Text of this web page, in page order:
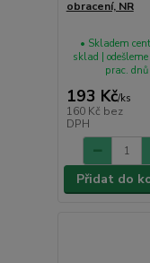
obracení, NR
193 Kč/ks
160 Kč bez
DPH
• Skladem
sklad |
prac. dnů
Přidat do